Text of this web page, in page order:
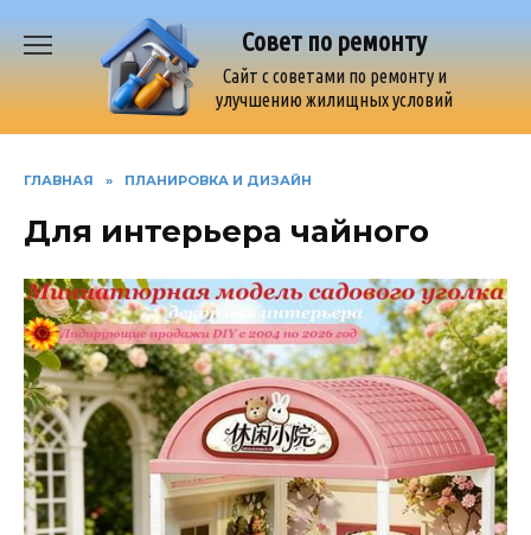
к
содержанию
Совет по ремонту
Сайт с советами по ремонту и
улучшению жилищных условий
ГЛАВНАЯ » ПЛАНИРОВКА И ДИЗАЙН
Для интерьера чайного